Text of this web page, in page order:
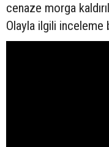
cenaze morga
Olayla ilgili inceleme